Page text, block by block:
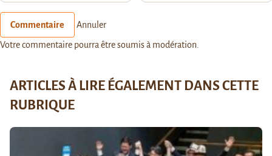
Commentaire Annuler
Votre commentaire pourra être soumis à modération.
ARTICLES À LIRE ÉGALEMENT DANS CETTE
RUBRIQUE